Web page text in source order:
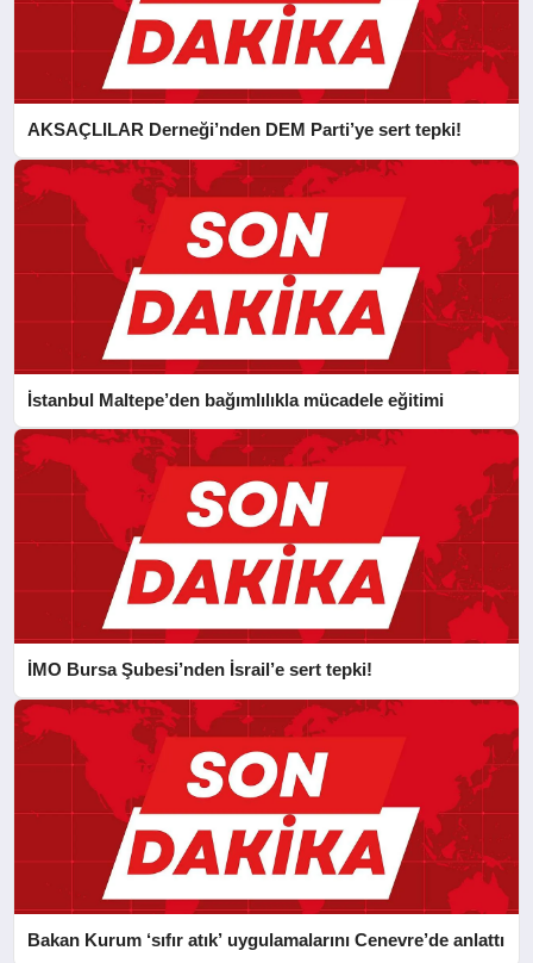
AKSAÇLILAR Derneği’nden DEM Parti’ye sert tepki!
İstanbul Maltepe’den bağımlılıkla mücadele eğitimi
İMO Bursa Şubesi’nden İsrail’e sert tepki!
Bakan Kurum ‘sıfır atık’ uygulamalarını Cenevre’de anlattı